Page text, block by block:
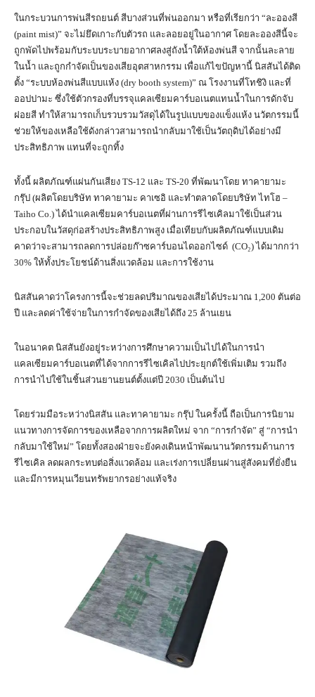
ในกระบวนการพ่นสีรถยนต์ สีบางส่วนที่พ่นออกมา หรือที่เรียกว่า “ละอองสี
(paint mist)” จะไม่ยึดเกาะกับตัวรถ และลอยอยู่ในอากาศ โดยละอองสีนี้จะ
ถูกพัดไปพร้อมกับระบบระบายอากาศลงสู่ถังน้ำใต้ห้องพ่นสี จากนั้นละลาย
ในน้ำ และถูกกำจัดเป็นของเสียอุตสาหกรรม เพื่อแก้ไขปัญหานี้ นิสสันได้ติด
ตั้ง “ระบบห้องพ่นสีแบบแห้ง (dry booth system)” ณ โรงงานที่โทชิงิ และที่
ออปปามะ ซึ่งใช้ตัวกรองที่บรรจุแคลเซียมคาร์บอเนตแทนน้ำในการดักจับ
ฝอยสี ทำให้สามารถเก็บรวบรวมวัสดุได้ในรูปแบบของแข็งแห้ง นวัตกรรมนี้
ช่วยให้ของเหลือใช้ดังกล่าวสามารถนำกลับมาใช้เป็นวัตถุดิบได้อย่างมี
ประสิทธิภาพ แทนที่จะถูกทิ้ง
ทั้งนี้ ผลิตภัณฑ์แผ่นกันเสียง TS-12 และ TS-20 ที่พัฒนาโดย ทาคายามะ
กรุ๊ป (ผลิตโดยบริษัท ทาคายามะ คาเซอิ และทำตลาดโดยบริษัท ไทโฮ –
Taiho Co.) ได้นำแคลเซียมคาร์บอเนตที่ผ่านการรีไซเคิลมาใช้เป็นส่วน
ประกอบในวัสดุก่อสร้างประสิทธิภาพสูง เมื่อเทียบกับผลิตภัณฑ์แบบเดิม
คาดว่าจะสามารถลดการปล่อยก๊าซคาร์บอนไดออกไซด์ (CO₂) ได้มากกว่า
30% ให้ทั้งประโยชน์ด้านสิ่งแวดล้อม และการใช้งาน
นิสสันคาดว่าโครงการนี้จะช่วยลดปริมาณของเสียได้ประมาณ 1,200 ตันต่อ
ปี และลดค่าใช้จ่ายในการกำจัดของเสียได้ถึง 25 ล้านเยน
ในอนาคต นิสสันยังอยู่ระหว่างการศึกษาความเป็นไปได้ในการนำ
แคลเซียมคาร์บอเนตที่ได้จากการรีไซเคิลไปประยุกต์ใช้เพิ่มเติม รวมถึง
การนำไปใช้ในชิ้นส่วนยานยนต์ตั้งแต่ปี 2030 เป็นต้นไป
โดยร่วมมือระหว่างนิสสัน และทาคายามะ กรุ๊ป ในครั้งนี้ ถือเป็นการนิยาม
แนวทางการจัดการของเหลือจากการผลิตใหม่ จาก “การกำจัด” สู่ “การนำ
กลับมาใช้ใหม่” โดยทั้งสองฝ่ายจะยังคงเดินหน้าพัฒนานวัตกรรมด้านการ
รีไซเคิล ลดผลกระทบต่อสิ่งแวดล้อม และเร่งการเปลี่ยนผ่านสู่สังคมที่ยั่งยืน
และมีการหมุนเวียนทรัพยากรอย่างแท้จริง